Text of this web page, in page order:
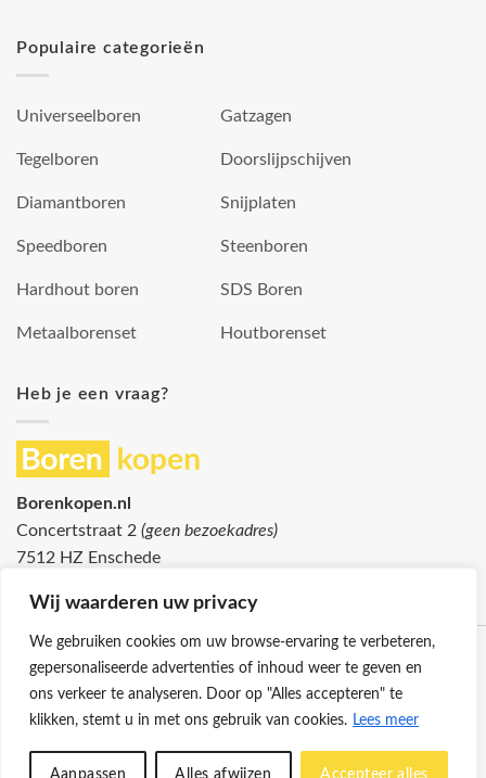
Wij waarderen uw privacy
We gebruiken cookies om uw browse-ervaring te verbeteren,
gepersonaliseerde advertenties of inhoud weer te geven en
ons verkeer te analyseren. Door op "Alles accepteren" te
klikken, stemt u in met ons gebruik van cookies. Lees meer
Aanpassen Alles afwijzen Accepteer alles
Populaire categorieën
Universeelboren
Tegelboren
Diamantboren
Speedboren
Hardhout boren
Metaalborenset
Gatzagen
Doorslijpschijven
Snijplaten
Steenboren
SDS Boren
Houtborenset
Heb je een vraag?
Borenkopen.nl
Concertstraat 2 (geen bezoekadres)
7512 HZ Enschede